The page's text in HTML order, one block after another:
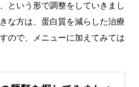
という形で調整をしていきまし
な方は、蛋白質を減らした治療
ので、メニューに加えてみては